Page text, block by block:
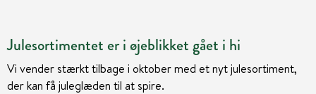
Julesortimentet er i øjeblikket gået i hi
Vi vender stærkt tilbage i oktober med et nyt julesortiment,
der kan få juleglæden til at spire.